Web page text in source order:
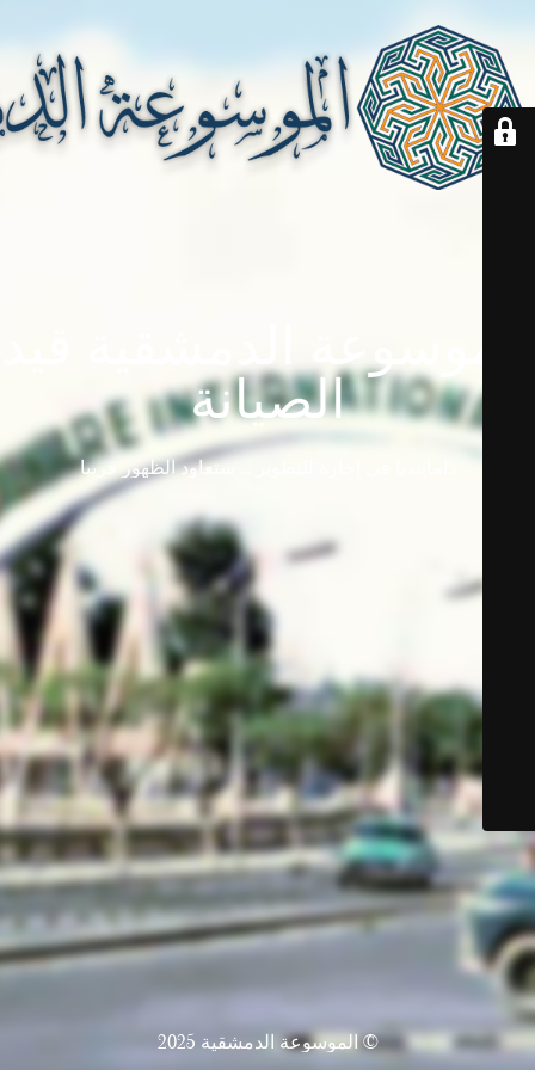
الصيانة
دامابيديا في إجازة للتطوير ... ستعاود الظهور قريباً
© الموسوعة الدمشقية 2025